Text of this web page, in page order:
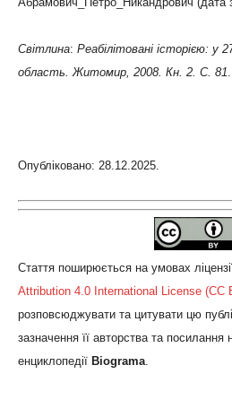
Світлина: Реабілітовані історією: у
область. Житомир, 2008. Кн. 2. С. 81.
Опубліковано: 28.12.2025.
Стаття поширюється на умовах
Attribution 4.0 International License (CC
розповсюджувати та цитувати цю
зазначення її авторства та посилання
енциклопедії Biograma.